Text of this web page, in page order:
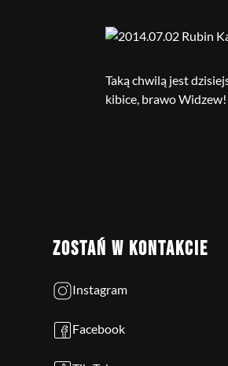
Taką chwilą jest
kibice, brawo Widzew!
ZOSTAŃ W KONTAKCIE
Instagram
Facebook